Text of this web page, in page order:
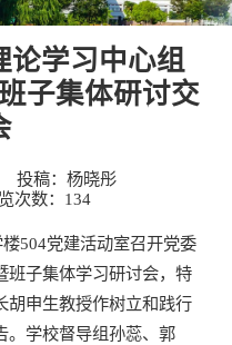
论学习中心组
子集体研讨交
投稿：杨晓彤
次数： 134
504党建活动室召开党委
班子集体学习研讨会，特
胡申生教授作树立和践行
。学校督导组孙蕊、郭